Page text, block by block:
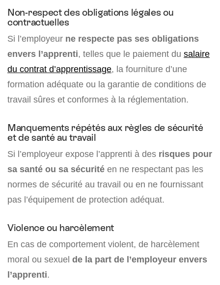
Non-respect des obligations légales ou
contractuelles
Si l’employeur ne respecte pas ses obligations
envers l’apprenti, telles que le paiement du salaire
du contrat d’apprentissage, la fourniture d’une
formation adéquate ou la garantie de conditions de
travail sûres et conformes à la réglementation.
Manquements répétés aux règles de sécurité
et de santé au travail
Si l’employeur expose l’apprenti à des risques pour
sa santé ou sa sécurité en ne respectant pas les
normes de sécurité au travail ou en ne fournissant
pas l’équipement de protection adéquat.
Violence ou harcèlement
En cas de comportement violent, de harcèlement
moral ou sexuel de la part de l’employeur envers
l’apprenti.